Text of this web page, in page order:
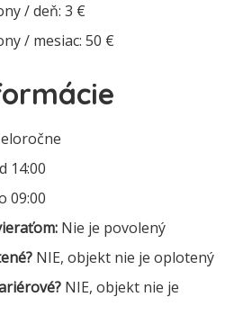
/ deň: 3 €
/ mesiac: 50 €
14:00
09:00
Nie je povolený
NIE, objekt nie je oplotený
NIE, objekt nie je